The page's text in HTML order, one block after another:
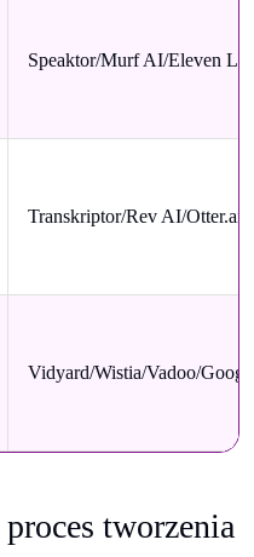
Speaktor/Murf AI/Eleven
Transkriptor/Rev AI/Otter.ai/
Vidyard/Wistia/Vadoo/
tworzenia